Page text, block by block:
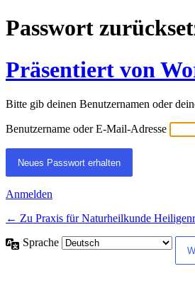
Passwort
Präsentiert von
Bitte gib deinen Benutzernamen oder
Benutzername oder E-Mail-Adresse
Anmelden
← Zu Praxis für Naturheilkunde
Sprache